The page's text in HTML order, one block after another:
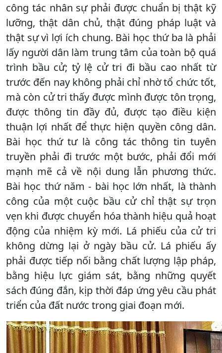
công tác nhân sự phải được chuẩn bị thật kỹ
lưỡng, thật dân chủ, thật đúng pháp luật và
thật sự vì lợi ích chung. Bài học thứ ba là phải
lấy người dân làm trung tâm của toàn bộ quá
trình bầu cử; tỷ lệ cử tri đi bầu cao nhất từ
trước đến nay không phải chỉ nhờ tổ chức tốt,
mà còn cử tri thấy được mình được tôn trọng,
được thông tin đầy đủ, được tạo điều kiện
thuận lợi nhất để thực hiện quyền công dân.
Bài học thứ tư là công tác thông tin tuyên
truyền phải đi trước một bước, phải đổi mới
mạnh mẽ cả về nội dung lẫn phương thức.
Bài học thứ năm - bài học lớn nhất, là thành
công của một cuộc bầu cử chỉ thật sự trọn
vẹn khi được chuyển hóa thành hiệu quả hoạt
động của nhiệm kỳ mới. Lá phiếu của cử tri
không dừng lại ở ngày bầu cử. Lá phiếu ấy
phải được tiếp nối bằng chất lượng lập pháp,
bằng hiệu lực giám sát, bằng những quyết
sách đúng đắn, kịp thời đáp ứng yêu cầu phát
triển của đất nước trong giai đoạn mới.